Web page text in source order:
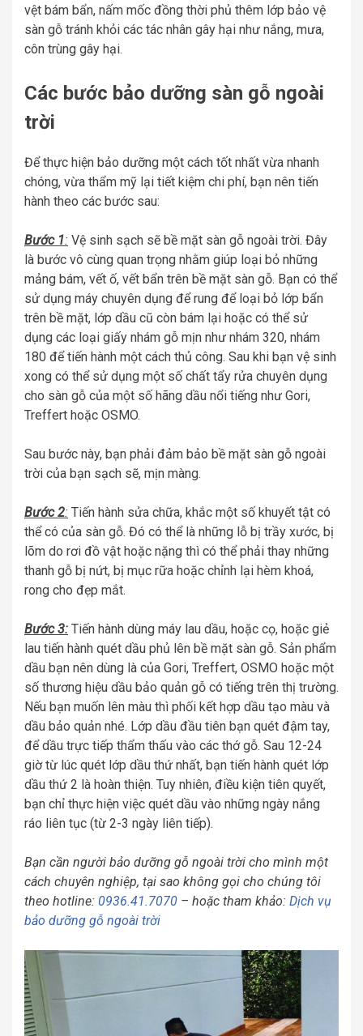
vệt bám bẩn, nấm mốc đồng thời phủ thêm lớp bảo vệ
sàn gỗ tránh khỏi các tác nhân gây hại như nắng, mưa,
côn trùng gây hại.
Các bước bảo dưỡng sàn gỗ ngoài
trời
Để thực hiện bảo dưỡng một cách tốt nhất vừa nhanh
chóng, vừa thẩm mỹ lại tiết kiệm chi phí, bạn nên tiến
hành theo các bước sau:
Bước 1: Vệ sinh sạch sẽ bề mặt sàn gỗ ngoài trời. Đây
là bước vô cùng quan trọng nhằm giúp loại bỏ những
mảng bám, vết ố, vết bẩn trên bề mặt sàn gỗ. Bạn có thể
sử dụng máy chuyên dụng để rung để loại bỏ lớp bẩn
trên bề mặt, lớp dầu cũ còn bám lại hoặc có thể sử
dụng các loại giấy nhám gỗ mịn như nhám 320, nhám
180 để tiến hành một cách thủ công. Sau khi bạn vệ sinh
xong có thể sử dụng một số chất tẩy rửa chuyên dụng
cho sàn gỗ của một số hãng dầu nổi tiếng như Gori,
Treffert hoặc OSMO.
Sau bước này, bạn phải đảm bảo bề mặt sàn gỗ ngoài
trời của bạn sạch sẽ, mịn màng.
Bước 2: Tiến hành sửa chữa, khắc một số khuyết tật có
thể có của sàn gỗ. Đó có thể là những lỗ bị trầy xước, bị
lõm do rơi đồ vật hoặc nặng thì có thể phải thay những
thanh gỗ bị nứt, bị mục rữa hoặc chỉnh lại hèm khoá,
rong cho đẹp mắt.
Bước 3: Tiến hành dùng máy lau dầu, hoặc cọ, hoặc giẻ
lau tiến hành quét dầu phủ lên bề mặt sàn gỗ. Sản phẩm
dầu bạn nên dùng là của Gori, Treffert, OSMO hoặc một
số thương hiệu dầu bảo quản gỗ có tiếng trên thị trường.
Nếu bạn muốn lên màu thì phối kết hợp dầu tạo màu và
dầu bảo quản nhé. Lớp dầu đầu tiên bạn quét đậm tay,
để dầu trực tiếp thẩm thấu vào các thớ gỗ. Sau 12-24
giờ từ lúc quét lớp dầu thứ nhất, bạn tiến hành quét lớp
dầu thứ 2 là hoàn thiện. Tuy nhiên, điều kiện tiên quyết,
bạn chỉ thực hiện việc quét dầu vào những ngày nắng
ráo liên tục (từ 2-3 ngày liên tiếp).
Bạn cần người bảo dưỡng gỗ ngoài trời cho mình một
cách chuyên nghiệp, tại sao không gọi cho chúng tôi
theo hotline: 0936.41.7070 – hoặc tham khảo: Dịch vụ
bảo dưỡng gỗ ngoài trời